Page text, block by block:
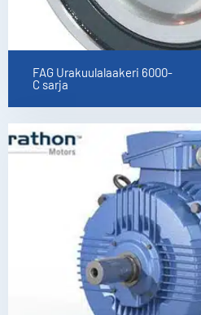
FAG Urakuulalaakeri 6000-
C sarja